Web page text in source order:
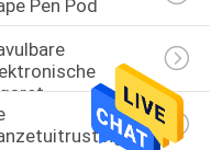
Pen Pod